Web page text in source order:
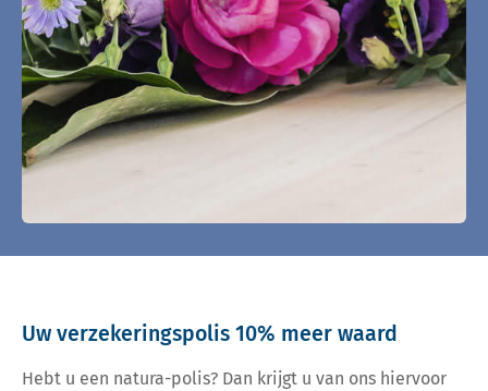
Uw verzekeringspolis 10% meer waard
Hebt u een natura-polis? Dan krijgt u van ons hiervoor